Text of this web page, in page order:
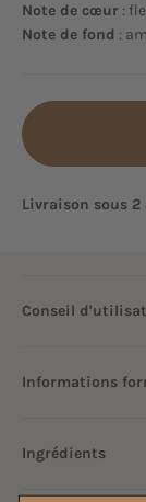
Note de cœur :
Note de fond :
Livraison sous 2
Conseil
Informations
Ingrédients